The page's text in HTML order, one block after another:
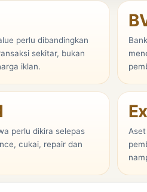
perlu dibandingkan
sekitar, bukan
iklan.
perlu dikira selepas
cukai, repair dan